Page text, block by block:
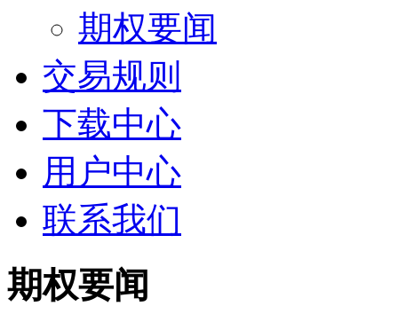
期权要闻
交易规则
下载中心
用户中心
联系我们
期权要闻